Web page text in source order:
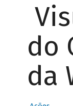
do
da